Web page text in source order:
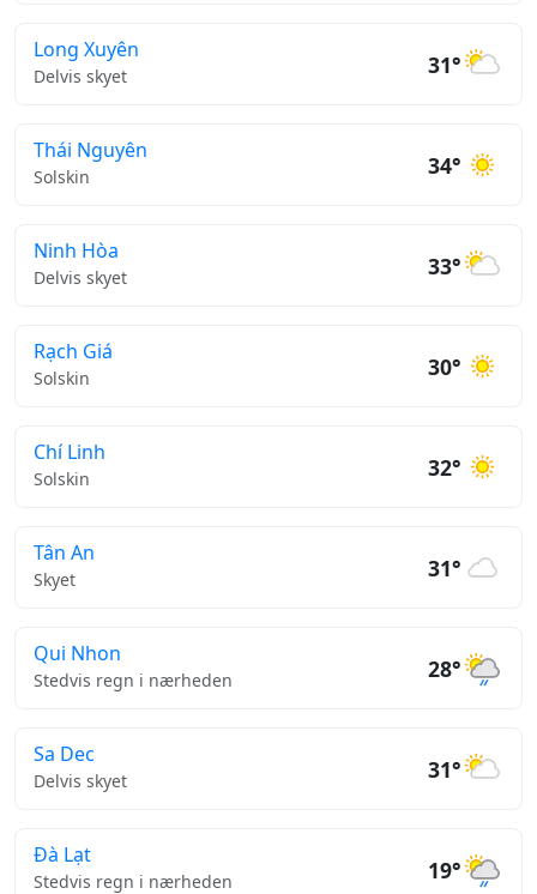
Long Xuyên
Delvis skyet 31°
Thái Nguyên
Solskin 34°
Ninh Hòa
Delvis skyet 33°
Rạch Giá
Solskin 30°
Chí Linh
Solskin 32°
Tân An
Skyet 31°
Qui Nhon
Stedvis regn i nærheden 28°
Sa Dec
Delvis skyet 31°
Đà Lạt
Stedvis regn i nærheden 19°